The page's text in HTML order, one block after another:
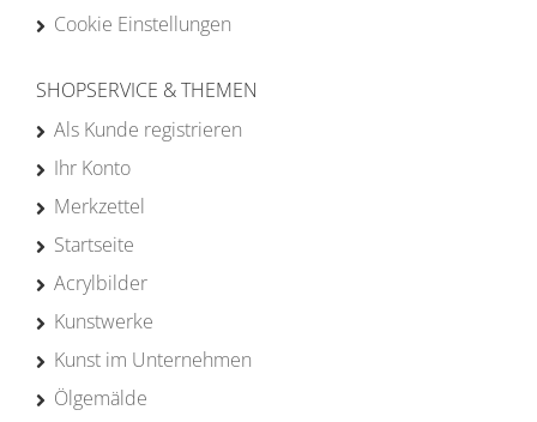
Cookie Einstellungen
SHOPSERVICE & THEMEN
Als Kunde registrieren
Ihr Konto
Merkzettel
Startseite
Acrylbilder
Kunstwerke
Kunst im Unternehmen
Ölgemälde